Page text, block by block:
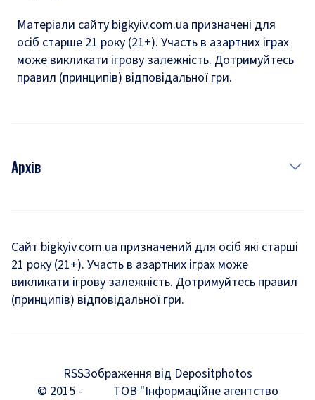
Матеріали сайту bigkyiv.com.ua призначені для
осіб старше 21 року (21+). Участь в азартних іграх
може викликати ігрову залежність. Дотримуйтесь
правил (принципів) відповідальної гри.
Архів
Комуналка
Хроніки війни
Мегаполіс
Сайт bigkyiv.com.ua призначений для осіб які старші
21 року (21+). Участь в азартних іграх може
викликати ігрову залежність. Дотримуйтесь правил
(принципів) відповідальної гри.
RSSЗображення від Depositphotos
© 2015 -
ТОВ "Інформаційне агентство